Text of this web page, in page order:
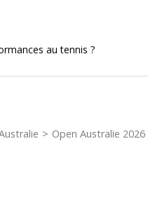
au tennis ?
> Open Australie